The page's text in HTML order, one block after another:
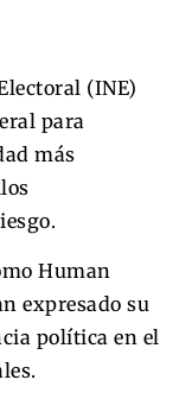
(INE)
para
más
Human
expresado su
política en el